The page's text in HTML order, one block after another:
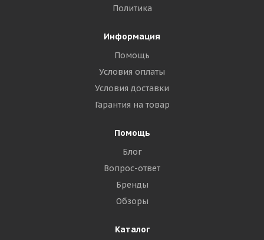
Политика
Информация
Помощь
Условия оплаты
Условия доставки
Гарантия на товар
Помощь
Блог
Вопрос-ответ
Бренды
Обзоры
Каталог